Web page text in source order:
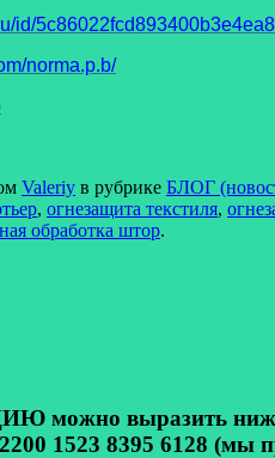
id/
norma.p.b/
Valeriy в рубрике БЛОГ
, огнезащита текстиля,
обработка штор.
можно выразить
1523 8395 6128 (мы